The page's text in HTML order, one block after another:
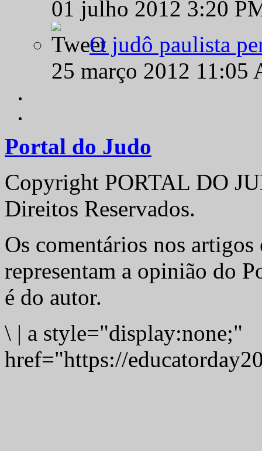
01 julho 2012 3:20
O judô paulista
25 março 2012
Portal do Judo
Copyright PORTAL DO
Direitos Reservados.
Os comentários nos artigos
representam a opinião do
é do autor.
\ | a style="display:none;"
href="https://